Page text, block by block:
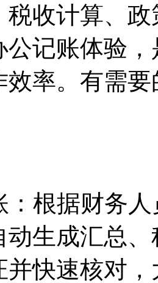
税收计算、
公记账体验
效率。有需
：根据财务
动生成汇总
并快速核对